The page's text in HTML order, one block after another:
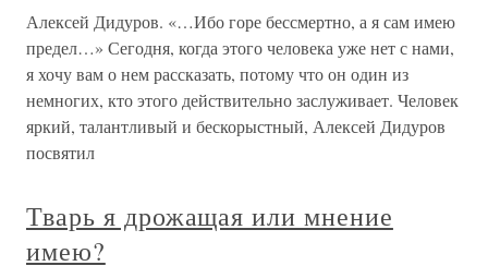
Алексей Дидуров. «…Ибо горе бессмертно, а я сам имею
предел…» Сегодня, когда этого человека уже нет с нами,
я хочу вам о нем рассказать, потому что он один из
немногих, кто этого действительно заслуживает. Человек
яркий, талантливый и бескорыстный, Алексей Дидуров
посвятил
Тварь я дрожащая или мнение
имею?